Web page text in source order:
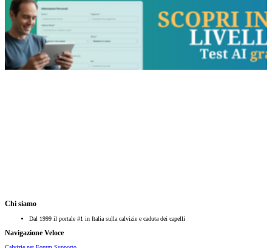
Chi siamo
Dal 1999 il portale #1 in Italia sulla calvizie e caduta dei capelli
Navigazione Veloce